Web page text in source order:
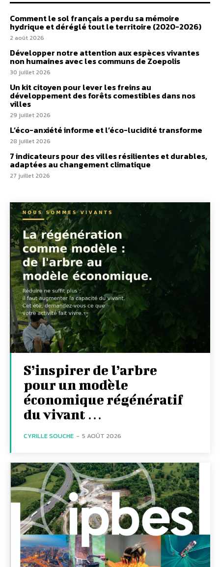
Comment le sol français a perdu sa mémoire
hydrique et déréglé tout le territoire (2020-2026)
2 août 2026
Développer notre attention aux espèces vivantes
non humaines avec les communs de Zoepolis
30 juillet 2026
Un kit citoyen pour lever les freins au
développement des forêts comestibles dans nos
villes
29 juillet 2026
L’éco-anxiété informe et l’éco-lucidité transforme
28 juillet 2026
7 indicateurs pour des villes résilientes et durables,
adaptées au changement climatique
27 juillet 2026
S’inspirer de l’arbre
pour un modèle
économique régénératif
du vivant …
CYRILLE SOUCHE - 5 AOÛT 2026